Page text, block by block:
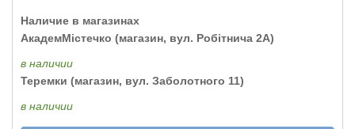
Наличие в магазинах
АкадемМістечко (магазин, вул. Робітнича 2А)
в наличии
Теремки (магазин, вул. Заболотного 11)
в наличии